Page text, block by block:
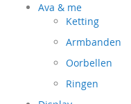
Ava & me
Ketting
Armbanden
Oorbellen
Ringen